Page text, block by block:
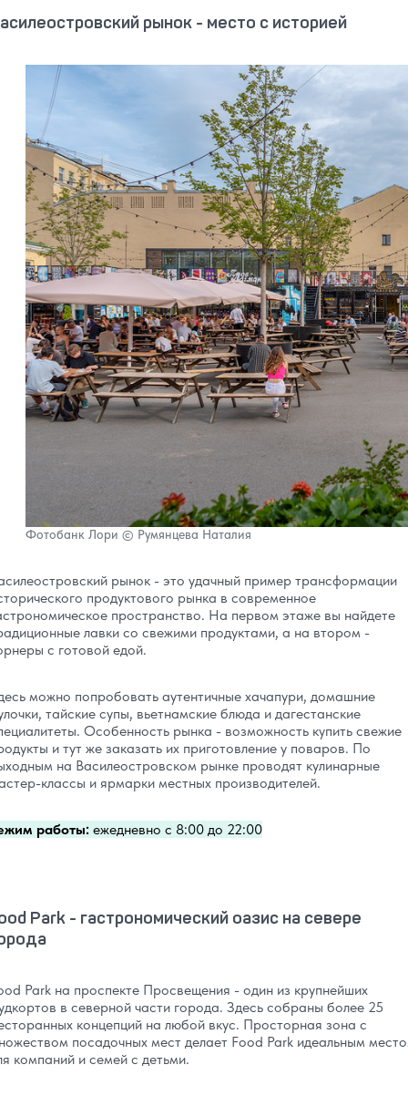
рынок - место с историей
Фотобанк Лори © Румянцева Наталия
рынок - это удачный пример трансформации
продуктового рынка в современное
пространство. На первом этаже вы найдете
лавки со свежими продуктами, а на втором -
с готовой едой.
можно попробовать аутентичные хачапури, домашние
тайские супы, вьетнамские блюда и дагестанские
Особенность рынка - возможность купить свежие
и тут же заказать их приготовление у поваров. По
на Василеостровском рынке проводят кулинарные
классы и ярмарки местных производителей.
работы: ежедневно с 8:00 до 22:00
Park - гастрономический оазис на севере
Park на проспекте Просвещения - один из крупнейших
в северной части города. Здесь собраны более 25
концепций на любой вкус. Просторная зона с
посадочных мест делает Food Park идеальным
компаний и семей с детьми.